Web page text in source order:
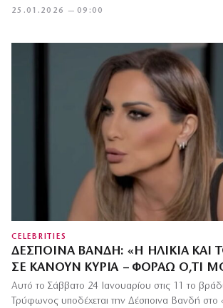
25.01.2026 — 09:00
CELEBRITIES
ΔΈΣΠΟΙΝΑ ΒΑΝΔΉ: «Η ΗΛΙΚΊΑ ΚΑΙ
ΣΕ ΚΆΝΟΥΝ ΚΥΡΊΑ – ΦΟΡΆΩ Ό,ΤΙ
Αυτό το Σάββατο 24 Ιανουαρίου στις 11 το
Τρύφωνος υποδέχεται την Δέσποινα Βανδή στο